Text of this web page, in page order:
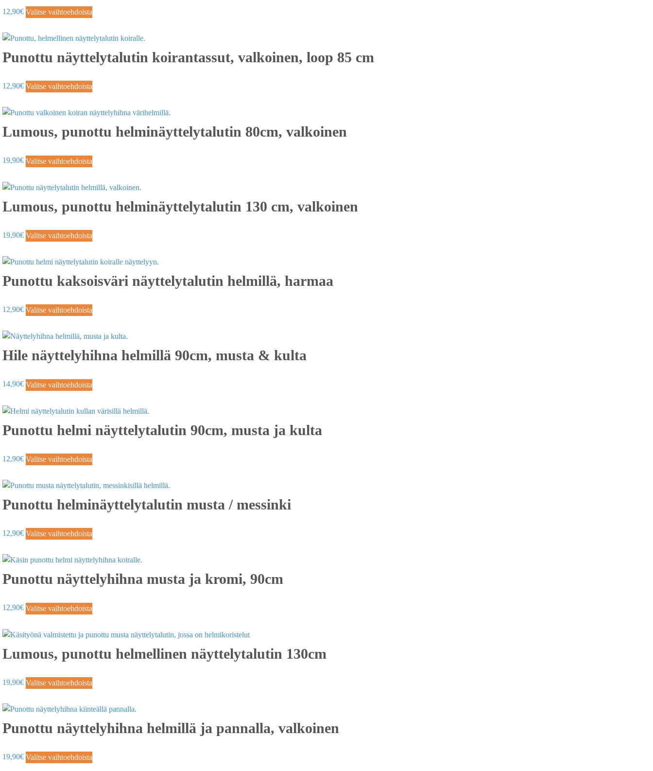
12,90€ Valitse vaihtoehdoista
Punottu näyttelytalutin koirantassut, valkoinen, loop 85 cm
12,90€ Valitse vaihtoehdoista
Lumous, punottu helminäyttelytalutin 80cm, valkoinen
19,90€ Valitse vaihtoehdoista
Lumous, punottu helminäyttelytalutin 130 cm, valkoinen
19,90€ Valitse vaihtoehdoista
Punottu kaksoisväri näyttelytalutin helmillä, harmaa
12,90€ Valitse vaihtoehdoista
Hile näyttelyhihna helmillä 90cm, musta & kulta
14,90€ Valitse vaihtoehdoista
Punottu helmi näyttelytalutin 90cm, musta ja kulta
12,90€ Valitse vaihtoehdoista
Punottu helminäyttelytalutin musta / messinki
12,90€ Valitse vaihtoehdoista
Punottu näyttelyhihna musta ja kromi, 90cm
12,90€ Valitse vaihtoehdoista
Lumous, punottu helmellinen näyttelytalutin 130cm
19,90€ Valitse vaihtoehdoista
Punottu näyttelyhihna helmillä ja pannalla, valkoinen
19,90€ Valitse vaihtoehdoista